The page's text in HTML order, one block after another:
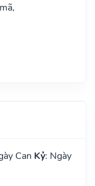
Can Kỷ: Ngày